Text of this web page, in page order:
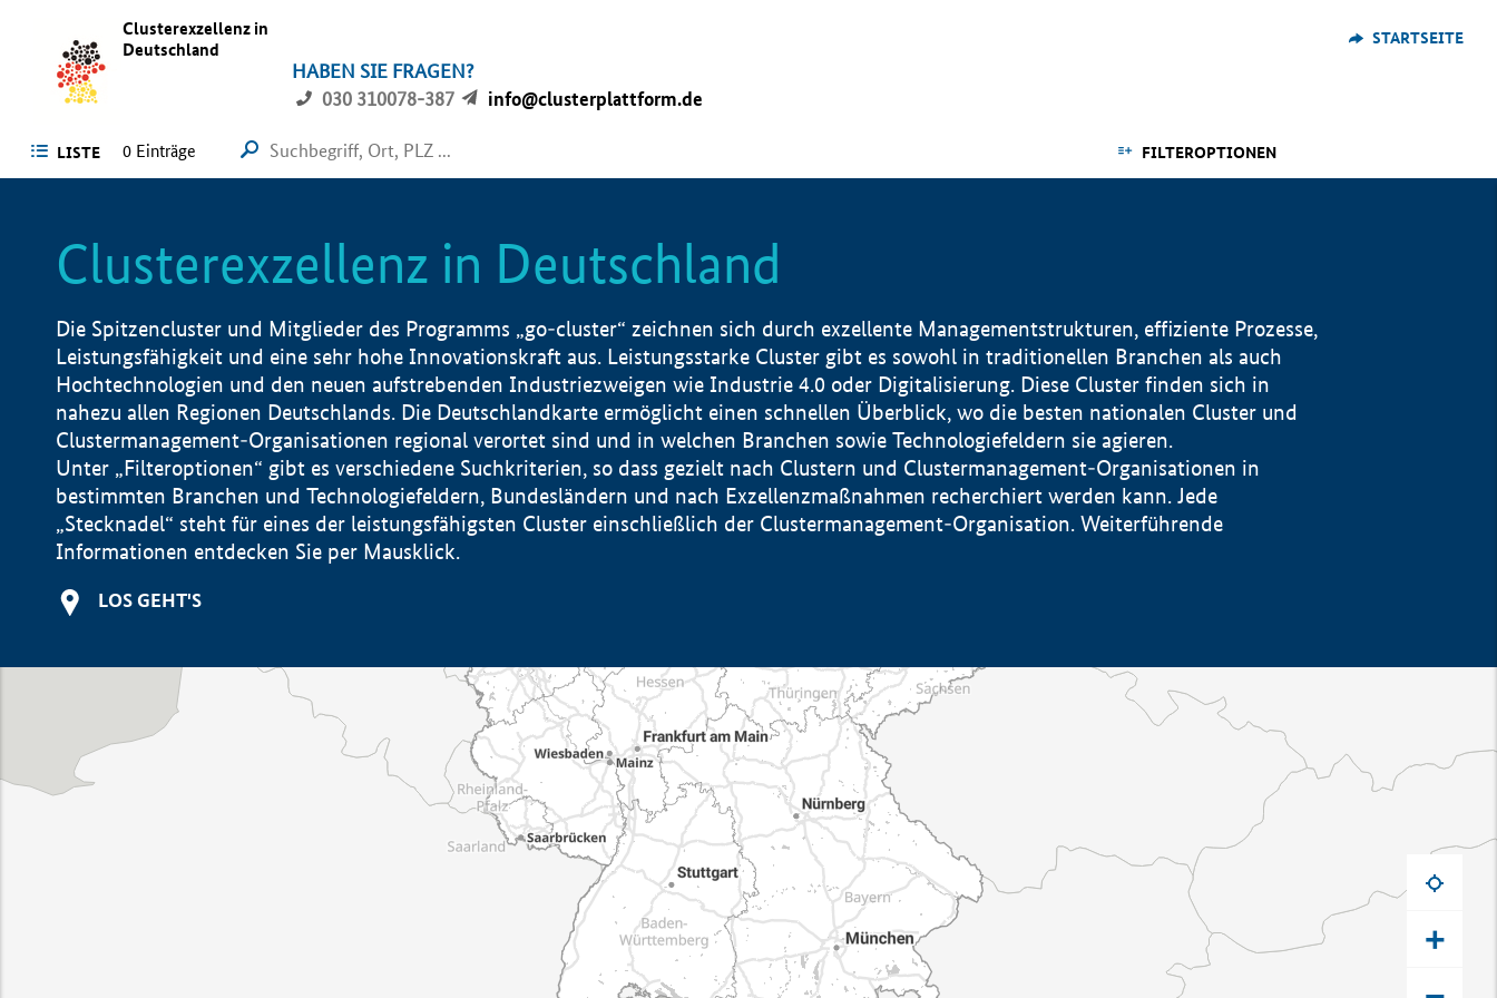
Clusterexzellenz in
Deutschland
HABEN SIE FRAGEN?
030 310078-387
info@clusterplattform.de
STARTSEITE
LISTE FILTEROPTIONEN
0 Einträge
Clusterexzellenz in Deutschland
Die Spitzencluster und Mitglieder des Programms „go-cluster“ zeichnen sich durch exzellente Managementstrukturen, effiziente Prozesse,
Leistungsfähigkeit und eine sehr hohe Innovationskraft aus. Leistungsstarke Cluster gibt es sowohl in traditionellen Branchen als auch
Hochtechnologien und den neuen aufstrebenden Industriezweigen wie Industrie 4.0 oder Digitalisierung. Diese Cluster finden sich in
nahezu allen Regionen Deutschlands. Die Deutschlandkarte ermöglicht einen schnellen Überblick, wo die besten nationalen Cluster und
Clustermanagement-Organisationen regional verortet sind und in welchen Branchen sowie Technologiefeldern sie agieren.
Unter „Filteroptionen“ gibt es verschiedene Suchkriterien, so dass gezielt nach Clustern und Clustermanagement-Organisationen in
bestimmten Branchen und Technologiefeldern, Bundesländern und nach Exzellenzmaßnahmen recherchiert werden kann. Jede
„Stecknadel“ steht für eines der leistungsfähigsten Cluster einschließlich der Clustermanagement-Organisation. Weiterführende
Informationen entdecken Sie per Mausklick.
LOS GEHT'S
+